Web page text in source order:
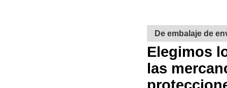
De embalaje de
Elegimos
las